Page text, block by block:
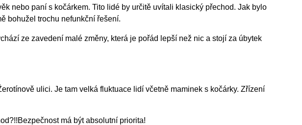
nebo paní s kočárkem. Tito lidé by určitě uvítali klasický přechod. Jak bylo
bohužel trochu nefunkční řešení.
ze zavedení malé změny, která je pořád lepší než nic a stojí za úbytek
ulici. Je tam velká fluktuace lidí včetně maminek s kočárky. Zřízení
má být absolutní priorita!